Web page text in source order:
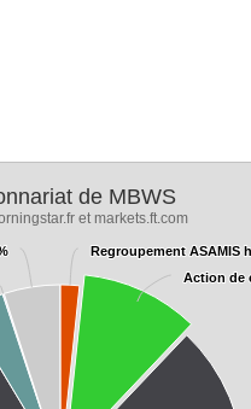
de MBWS
et markets.ft.com
Regroupement ASAMIS
Regroupement ASAMIS
Action de
Action de